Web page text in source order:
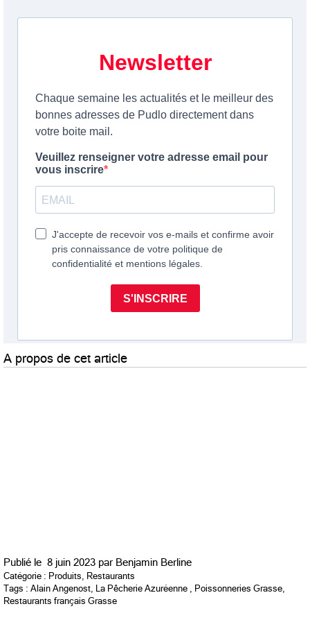
A propos de cet article
Publié le 8 juin 2023 par Benjamin Berline
Catégorie : Produits
Restaurants
Tags : Alain Angenost La Pêcherie Azuréenne Poissonneries Grasse
Restaurants français Grasse